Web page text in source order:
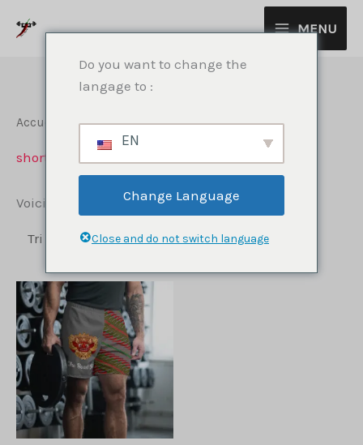
MENU
Accueil / Produits identifiés “shorts”
shorts
Voici le seul résultat
Do you want to change the
langage to :
EN
Change Language
Close and do not switch language